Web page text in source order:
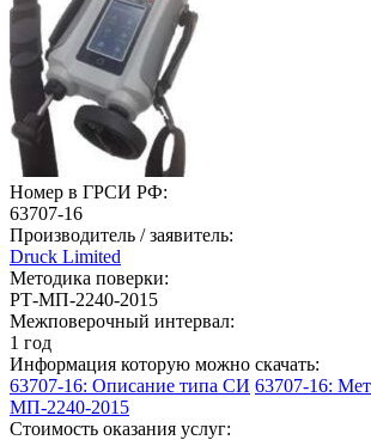
Номер в ГРСИ РФ:
63707-16
Производитель / заявитель:
Druck Limited
Методика поверки:
РТ-МП-2240-2015
Межповерочный интервал:
1 год
Информация которую можно скачать:
63707-16: Описание типа СИ 63707-16:
МП-2240-2015
Стоимость оказания услуг: